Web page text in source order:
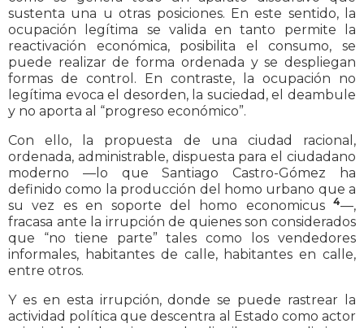
sustenta una u otras posiciones. En este sentido, la
ocupación legítima se valida en tanto permite la
reactivación económica, posibilita el consumo, se
puede realizar de forma ordenada y se despliegan
formas de control. En contraste, la ocupación no
legítima evoca el desorden, la suciedad, el deambule
y no aporta al “progreso económico”.
Con ello, la propuesta de una ciudad racional,
ordenada, administrable, dispuesta para el ciudadano
moderno —lo que Santiago Castro-Gómez ha
definido como la producción del homo urbano que a
su vez es en soporte del homo economicus
4—,
fracasa ante la irrupción de quienes son considerados
que “no tiene parte” tales como los vendedores
informales, habitantes de calle, habitantes en calle,
entre otros.
Y es en esta irrupción, donde se puede rastrear la
actividad política que descentra al Estado como actor